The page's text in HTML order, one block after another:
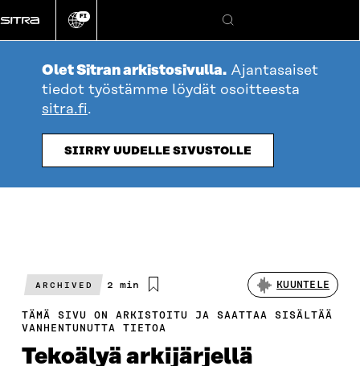
suoraan
sisältöön
Vaihda
kieli
FI
Hae
Olet Sitran arkistosivulla. Ajantasaiset
tiedot työstämme löydät osoitteesta
sitra.fi.
SIIRRY UUDELLE SIVUSTOLLE
ARCHIVED
Arvioitu
2 min KUUNTELE
TÄMÄ SIVU ON ARKISTOITU JA SAATTAA SISÄLTÄÄ
VANHENTUNUTTA TIETOA
Tekoälyä arkijärjellä